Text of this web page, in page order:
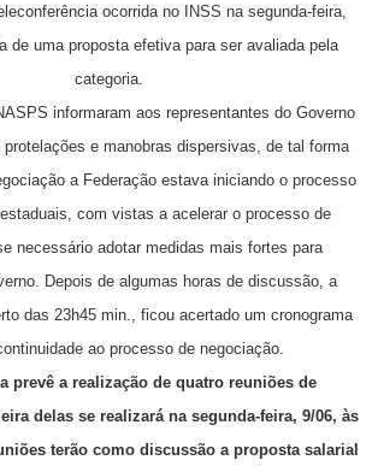
ocorrida no INSS na segunda-feira,
de uma proposta efetiva para ser avaliada pela
categoria.
informaram aos representantes do Governo
e manobras dispersivas, de tal forma
a Federação estava iniciando o processo
com vistas a acelerar o processo de
necessário adotar medidas mais fortes para
Depois de algumas horas de discussão, a
das 23h45 min., ficou acertado um cronograma
ao processo de negociação.
prevê a realização de quatro reuniões de
delas se realizará na segunda-feira, 9/06, às
terão como discussão a proposta salarial